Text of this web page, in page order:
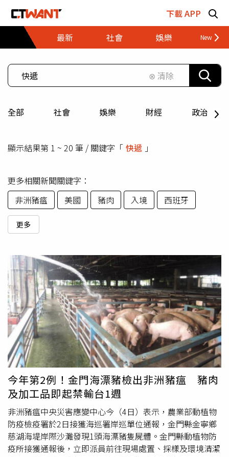
下載 APP
最新
社會 娛樂 財經
⊗ 清除
全部 社會 娛樂 財經 政治
顯示結果第 1 ~ 20 筆 / 關鍵字「 快遞 」
更多相關新聞關鍵字：
非洲豬瘟
美國 豬肉 入境 西班牙
更多
今年第2例！金門海漂豬檢出非洲豬瘟 豬肉
及加工品即起禁輸台1週
非洲豬瘟中央災害應變中心今（4日）表示，農業部動植物
防疫檢疫署於2日接獲海巡署岸巡單位通報，金門縣金寧鄉
慈湖海堤岸際沙灘發現1頭海漂豬隻屍體。金門縣動植物防
疫所接獲通報後，立即派員前往現場處置、採樣及環境清潔